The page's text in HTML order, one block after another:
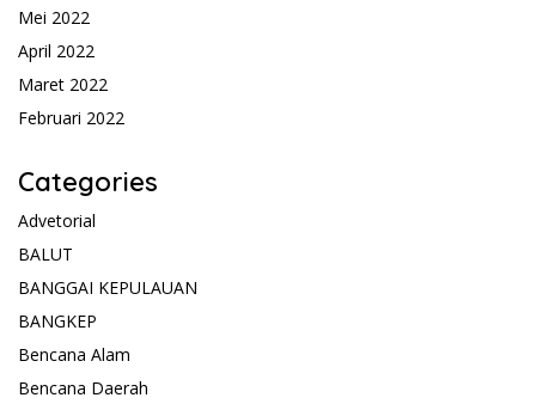
Mei 2022
April 2022
Maret 2022
Februari 2022
Categories
Advetorial
BALUT
BANGGAI KEPULAUAN
BANGKEP
Bencana Alam
Bencana Daerah